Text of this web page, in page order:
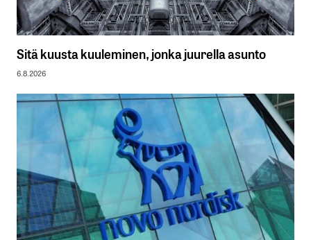
Sitä kuusta kuuleminen, jonka juurella asunto
6.8.2026